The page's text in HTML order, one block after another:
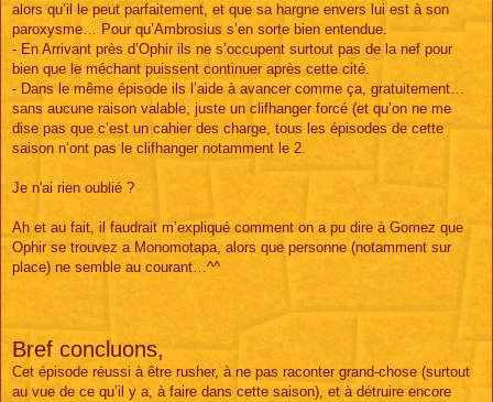
alors qu’il le peut parfaitement, et que sa hargne envers lui est à son
paroxysme… Pour qu’Ambrosius s’en sorte bien entendue.
- En Arrivant près d’Ophir ils ne s’occupent surtout pas de la nef pour
bien que le méchant puissent continuer après cette cité.
- Dans le même épisode ils l’aide à avancer comme ça, gratuitement…
sans aucune raison valable, juste un clifhanger forcé (et qu’on ne me
dise pas que c’est un cahier des charge, tous les épisodes de cette
saison n’ont pas le clifhanger notamment le 2.
Je n'ai rien oublié ?
Ah et au fait, il faudrait m’expliqué comment on a pu dire à Gomez que
Ophir se trouvez a Monomotapa, alors que personne (notamment sur
place) ne semble au courant…^^
Bref concluons,
Cet épisode réussi à être rusher, à ne pas raconter grand-chose (surtout
au vue de ce qu’il y a, à faire dans cette saison), et à détruire encore